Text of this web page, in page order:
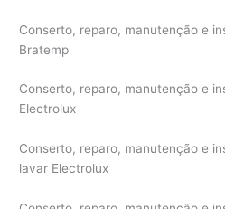
Conserto, reparo, manutenção e
Bratemp
Conserto, reparo, manutenção e
Electrolux
Conserto, reparo, manutenção e
lavar Electrolux